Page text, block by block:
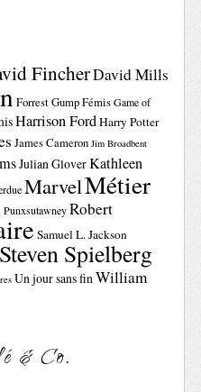
FincherDavid Mills
Forrest GumpFémis Game of
Harrison FordHarry Potter
James Cameron Jim Broadbent
Julian GloverKathleen
MarvelMétier
Punxsutawney Robert
Samuel L. Jackson
Steven Spielberg
Un jour sans finWilliam
& Co.